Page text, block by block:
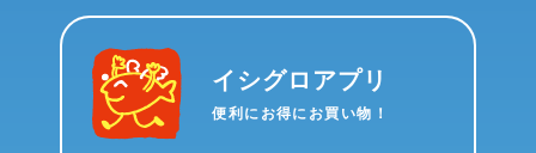
イシグロアプリ
便利にお得にお買い物！